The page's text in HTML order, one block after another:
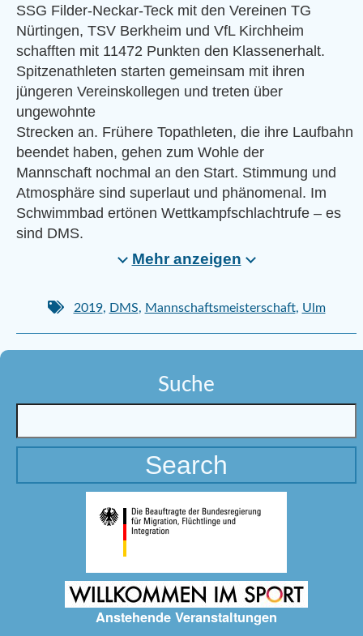
SSG Filder-Neckar-Teck mit den Vereinen TG
Nürtingen, TSV Berkheim und VfL Kirchheim
schafften mit 11472 Punkten den Klassenerhalt.
Spitzenathleten starten gemeinsam mit ihren
jüngeren Vereinskollegen und treten über
ungewohnte
Strecken an. Frühere Topathleten, die ihre Laufbahn
beendet haben, gehen zum Wohle der
Mannschaft nochmal an den Start. Stimmung und
Atmosphäre sind superlaut und phänomenal. Im
Schwimmbad ertönen Wettkampfschlachtrufe – es
sind DMS.
Mehr anzeigen
2019, DMS, Mannschaftsmeisterschaft, Ulm
Suche
Anstehende Veranstaltungen